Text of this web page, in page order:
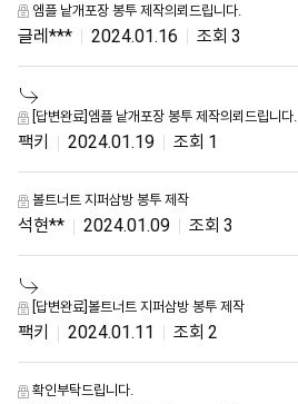
엠플 낱개포장 봉투 제작의뢰드립니다.
글레*** 2024.01.16 3
[답변완료]엠플 낱개포장 봉투 제작의뢰드립니다.
팩키 2024.01.19 1
볼트너트 지퍼삼방 봉투 제작
석현** 2024.01.09 3
[답변완료]볼트너트 지퍼삼방 봉투 제작
팩키 2024.01.11 2
확인부탁드립니다.